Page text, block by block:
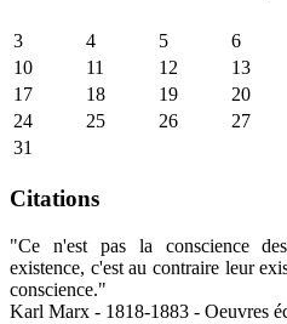
3
4 5 6
10
11 12 13
17
18 19 20
24
25 26 27
31
Citations
"Ce n'est pas la conscience
existence, c'est au contraire leur
conscience."
Karl Marx - 1818-1883 - Oeuvres